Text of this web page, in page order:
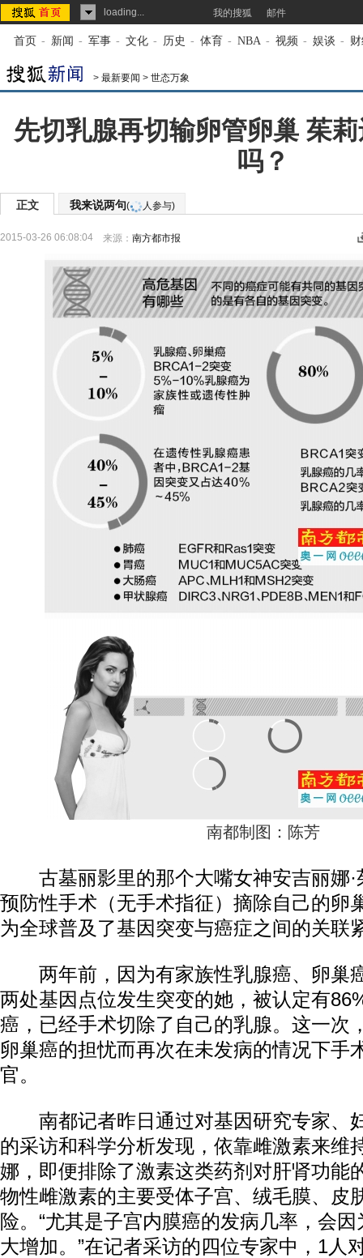
loading... 我的搜狐 邮件
首页 - 新闻 - 军事 - 文化 - 历史 - 体育 - NBA - 视频 - 娱谈 -
> 最新要闻 > 世态万象
先切乳腺再切输卵管卵巢 茱
吗？
正文 我来说两句( 人参与)
2015-03-26 06:08:04 来源： 南方都市报
南都制图：陈芳
古墓丽影里的那个大嘴女神安吉丽娜·
预防性手术（无手术指征）摘除自己的卵
为全球普及了基因突变与癌症之间的关联
两年前，因为有家族性乳腺癌、卵巢
两处基因点位发生突变的她，被认定有
癌，已经手术切除了自己的乳腺。这一次
卵巢癌的担忧而再次在未发病的情况下手
官。
南都记者昨日通过对基因研究专家、
的采访和科学分析发现，依靠雌激素来维
娜，即便排除了激素这类药剂对肝肾功能
物性雌激素的主要受体子宫、绒毛膜、皮
险。“尤其是子宫内膜癌的发病几率，会
大增加。”在记者采访的四位专家中，1人